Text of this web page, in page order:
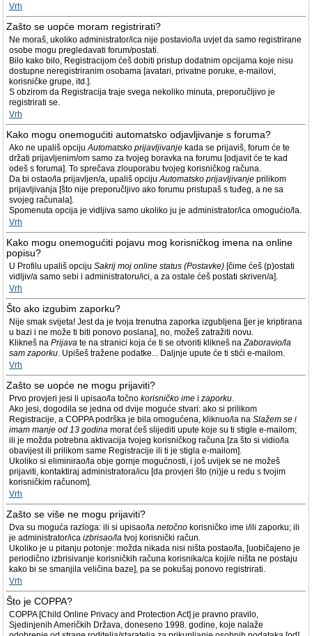
Vrh
Zašto se uopće moram registrirati?
Ne moraš, ukoliko administrator/ica nije postavio/la uvjet da samo registrirane
osobe mogu pregledavati forum/postati.
Bilo kako bilo, Registracijom ćeš dobiti pristup dodatnim opcijama koje nisu
dostupne neregistriranim osobama [avatari, privatne poruke, e-mailovi,
korisničke grupe, itd.].
S obzirom da Registracija traje svega nekoliko minuta, preporučljivo je
registrirati se.
Vrh
Kako mogu onemogućiti automatsko odjavljivanje s foruma?
Ako ne upališ opcijuAutomatsko prijavljivanje kada se prijaviš, forum će te
držati prijavljenim/om samo za tvojeg boravka na forumu [odjavit će te kad
odeš s foruma]. To sprečava zlouporabu tvojeg korisničkog računa.
Da bi ostao/la prijavljen/a, upališ opcijuAutomatsko prijavljivanje prilikom
prijavljivanja [što nije preporučljivo ako forumu pristupaš s tuđeg, a ne sa
svojeg računala].
Spomenuta opcija je vidljiva samo ukoliko ju je administrator/ica omogućio/la.
Vrh
Kako mogu onemogućiti pojavu mog korisničkog imena na online
popisu?
U Profilu upališ opciju Sakrij moj online status (Postavke) [čime ćeš (p)ostati
vidljiv/a samo sebi i administratoru/ici, a za ostale ćeš postati skriven/a].
Vrh
Što ako izgubim zaporku?
Nije smak svijeta! Jest da je tvoja trenutna zaporka izgubljena [jer je kriptirana
u bazi i ne može ti biti ponovo poslana], no, možeš zatražiti novu.
Klikneš na Prijava te na stranici koja će ti se otvoriti klikneš naZaboravio/la
sam zaporku. Upišeš tražene podatke... Daljnje upute će ti stići e-mailom.
Vrh
Zašto se uopće ne mogu prijaviti?
Prvo provjeri jesi li upisao/la točno korisničko ime i zaporku.
Ako jesi, dogodila se jedna od dvije moguće stvari: ako si prilikom
Registracije, a COPPA podrška je bila omogućena, kliknuo/la na Slažem se i
imam manje od 13 godina morat ćeš slijediti upute koje su ti stigle e-mailom;
ili je možda potrebna aktivacija tvojeg korisničkog računa [za što si vidio/la
obavijest ili prilikom same Registracije ili ti je stigla e-mailom].
Ukoliko si eliminirao/la obje gornje mogućnosti, i još uvijek se ne možeš
prijaviti, kontaktiraj administratora/icu [da provjeri što (ni)je u redu s tvojim
korisničkim računom].
Vrh
Zašto se više ne mogu prijaviti?
Dva su moguća razloga: ili si upisao/la netočno korisničko ime i/ili zaporku; ili
je administrator/ica izbrisao/la tvoj korisnički račun.
Ukoliko je u pitanju potonje: možda nikada nisi ništa postao/la, [uobičajeno je
periodično izbrisivanje korisničkih računa korisnika/ca koji/e ništa ne postaju
kako bi se smanjila veličina baze], pa se pokušaj ponovo registrirati.
Vrh
Što je COPPA?
COPPA [Child Online Privacy and Protection Act] je pravno pravilo,
Sjedinjenih Američkih Država, doneseno 1998. godine, koje nalaže